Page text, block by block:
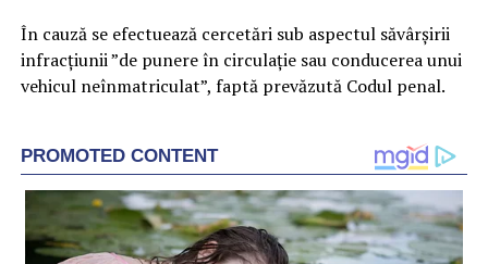
În cauză se efectuează cercetări sub aspectul săvârşirii
infracţiunii ”de punere în circulaţie sau conducerea unui
vehicul neînmatriculat”, faptă prevăzută Codul penal.